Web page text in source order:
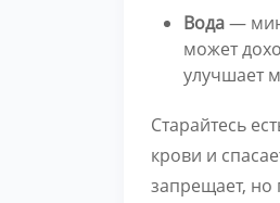
Вода—
может
улучшает
Старайтесь
крови и
запрещает, но